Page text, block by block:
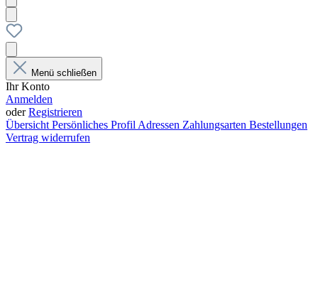
Menü schließen
Ihr Konto
Anmelden
oderRegistrieren
Übersicht Persönliches Profil Adressen Zahlungsarten Bestellungen
Vertrag widerrufen